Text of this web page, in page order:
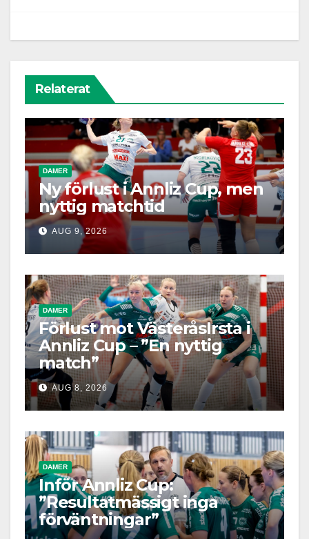
Relaterat
DAMER
Ny förlust i Annliz Cup, men
nyttig matchtid
AUG 9, 2026
DAMER
Förlust mot VästeråsIrsta i
Annliz Cup – ”En nyttig
match”
AUG 8, 2026
DAMER
Inför Annliz Cup:
”Resultatmässigt inga
förväntningar”